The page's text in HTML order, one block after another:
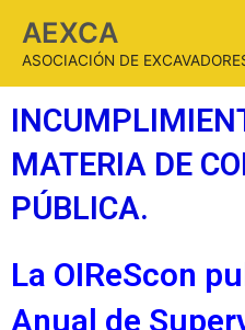
AEXCA
ASOCIACIÓN DE
MATERIA DE
PÚBLICA.
La OIReScon
Anual de